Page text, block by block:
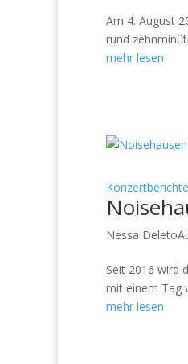
Am 4. August
rund
mehr lesen
Konzertberichte
Nessa Deleto
Seit 2016 wird
mit einem Tag
mehr lesen